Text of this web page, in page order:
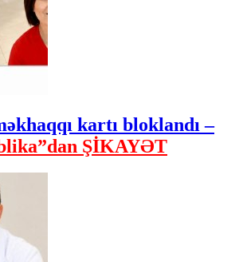
kartı bloklandı –
ŞİKAYƏT